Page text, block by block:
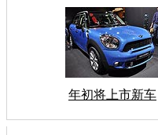
年初将上市新车